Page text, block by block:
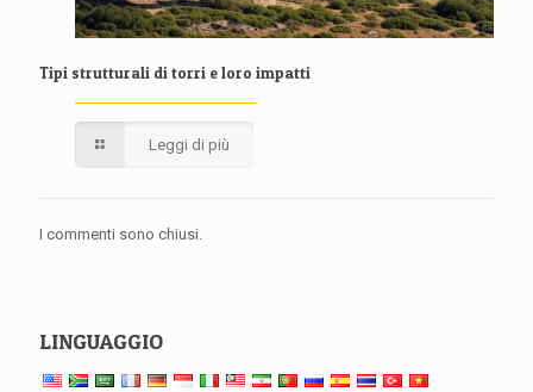
Tipi strutturali di torri e loro impatti
Leggi di più
I commenti sono chiusi.
LINGUAGGIO